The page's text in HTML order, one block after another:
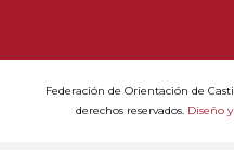
Federación de Orientación de
derechos reservados. Diseño